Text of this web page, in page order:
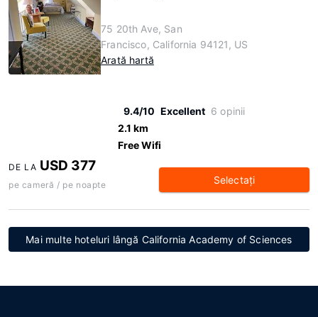
75 20th Ave, San
Francisco, California 94121, US
Arată hartă
9.4/10 Excellent 6 opinii
2.1 km
Free Wifi
DE LA USD 377
pe cameră / pe noapte Selectaţi
Mai multe hoteluri lângă California Academy of Sciences